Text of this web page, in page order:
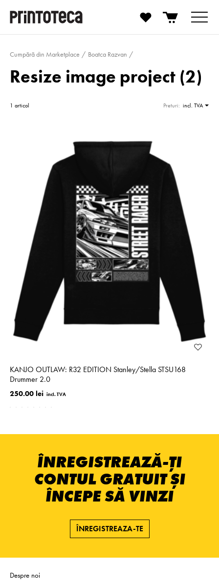
Cumpără din Marketplace Boatca Razvan
Resize image project (2)
1 articol Preturi: incl. TVA
KANJO OUTLAW: R32 EDITION Stanley/Stella STSU168
Drummer 2.0
250.00 lei
ÎNREGISTREAZĂ-ȚI
CONTUL GRATUIT ȘI
ÎNCEPE SĂ VINZI
ÎNREGISTREAZA-TE
Despre noi